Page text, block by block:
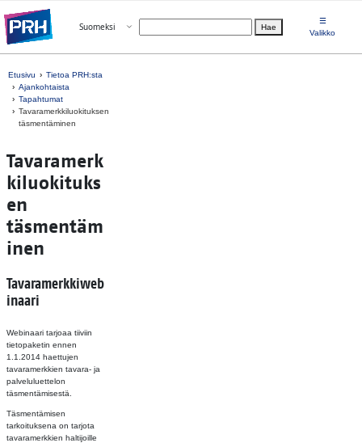
Valitse kieli
Suomeksi Avaa valikko Hae
☰
Valikko
Etusivu
Tietoa PRH:sta
Ajankohtaista
Tapahtumat
Tavaramerkkiluokituksen
täsmentäminen
Tavaramerk
kiluokituks
en
täsmentäm
inen
Tavaramerkkiweb
inaari
Webinaari tarjoaa tiiviin
tietopaketin ennen
1.1.2014 haettujen
tavaramerkkien tavara- ja
palveluluettelon
täsmentämisestä.
Täsmentämisen
tarkoituksena on tarjota
tavaramerkkien haltijoille